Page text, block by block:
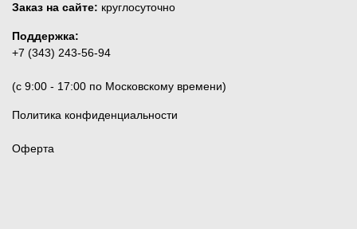
Заказ на сайте: круглосуточно
Поддержка:
+7 (343) 243-56-94
(c 9:00 - 17:00 по Московскому времени)
Политика конфиденциальности
Оферта